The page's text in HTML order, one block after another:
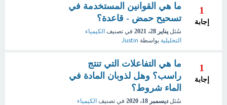
1
إجابة
ما هي القوانين المستخدمة في
تسحيح حمض - قاعدة؟
سُئل يناير 28، 2021 في تصنيف الكيمياء
التحليلية بواسطة Justin
1
إجابة
ما هي التفاعلات التي تنتج
راسب؟ وهل لذوبان المادة في
الماء شروط؟
سُئل ديسمبر 18، 2020 في تصنيف الكيمياء